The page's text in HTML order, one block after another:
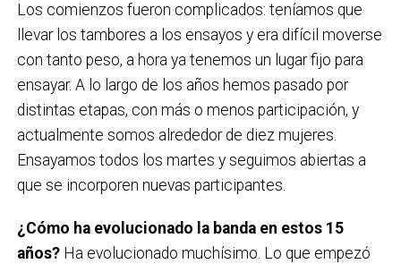
Los comienzos fueron complicados: teníamos que
llevar los tambores a los ensayos y era difícil moverse
con tanto peso, a hora ya tenemos un lugar fijo para
ensayar. A lo largo de los años hemos pasado por
distintas etapas, con más o menos participación, y
actualmente somos alrededor de diez mujeres.
Ensayamos todos los martes y seguimos abiertas a
que se incorporen nuevas participantes.
¿Cómo ha evolucionado la banda en estos 15
años? Ha evolucionado muchísimo. Lo que empezó